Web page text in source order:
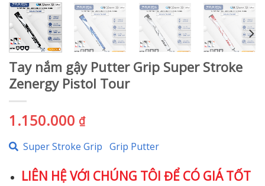
Tay nắm gậy Putter Grip Super Stroke
Zenergy Pistol Tour
1.150.000 ₫
Super Stroke Grip Grip Putter
LIÊN HỆ VỚI CHÚNG TÔI ĐỂ CÓ GIÁ TỐT